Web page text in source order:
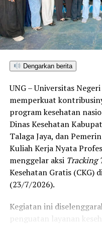
ditetapkan dan
satu-satunya daerah di
menembus kategori
di Gorontalo masih
tertinggi di kawasan
dalam Rakorwil
usai kegiatan.
Indra menambahkan,
tingkat keterjangkauan,
layanan keuangan bagi
berada di posisi
menjadi indikator kuat
daerah dalam
Dengarkan berita
UNG – Universitas
memperkuat
program kesehatan
Dinas Kesehatan
Talaga Jaya, dan
Kuliah Kerja Nyata
menggelar aksi Tracking
Kesehatan Gratis (CKG)
(23/7/2026).
Kegiatan ini
penguatan layanan